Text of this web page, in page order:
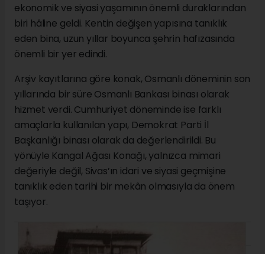
ekonomik ve siyasi yaşamının önemli duraklarından
biri hâline geldi. Kentin değişen yapısına tanıklık
eden bina, uzun yıllar boyunca şehrin hafızasında
önemli bir yer edindi.
Arşiv kayıtlarına göre konak, Osmanlı döneminin son
yıllarında bir süre Osmanlı Bankası binası olarak
hizmet verdi. Cumhuriyet döneminde ise farklı
amaçlarla kullanılan yapı, Demokrat Parti İl
Başkanlığı binası olarak da değerlendirildi. Bu
yönüyle Kangal Ağası Konağı, yalnızca mimari
değeriyle değil, Sivas’ın idari ve siyasi geçmişine
tanıklık eden tarihi bir mekân olmasıyla da önem
taşıyor.